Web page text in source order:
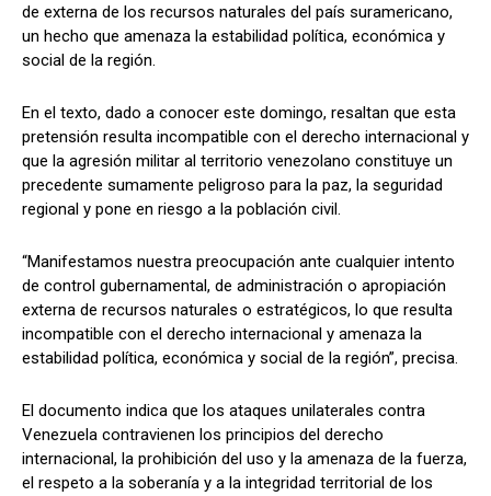
de externa de los recursos naturales del país suramericano,
un hecho que amenaza la estabilidad política, económica y
social de la región.
En el texto, dado a conocer este domingo, resaltan que esta
pretensión resulta incompatible con el derecho internacional y
que la agresión militar al territorio venezolano constituye un
precedente sumamente peligroso para la paz, la seguridad
regional y pone en riesgo a la población civil.
“Manifestamos nuestra preocupación ante cualquier intento
de control gubernamental, de administración o apropiación
externa de recursos naturales o estratégicos, lo que resulta
incompatible con el derecho internacional y amenaza la
estabilidad política, económica y social de la región”, precisa.
El documento indica que los ataques unilaterales contra
Venezuela contravienen los principios del derecho
internacional, la prohibición del uso y la amenaza de la fuerza,
el respeto a la soberanía y a la integridad territorial de los